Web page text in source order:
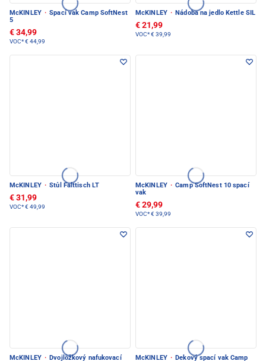
McKINLEY · Spací vak Camp SoftNest
5
€ 34,99
VOC*€ 44,99
McKINLEY · Nádoba na jedlo Kettle SIL
€ 21,99
VOC*€ 39,99
McKINLEY · Stůl Falttisch LT
€ 31,99
VOC*€ 49,99
McKINLEY · Camp SoftNest 10 spací
vak
€ 29,99
VOC*€ 39,99
McKINLEY · Dvojlôžkový nafukovací
McKINLEY · Dekový spací vak Camp